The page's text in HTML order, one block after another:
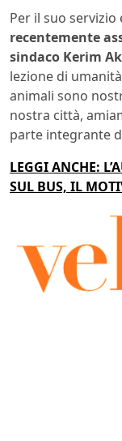
Per il suo servizio
recentemente
sindaco Kerim
lezione di
animali sono
nostra città,
parte integrante
LEGGI ANCHE:
SUL BUS, IL